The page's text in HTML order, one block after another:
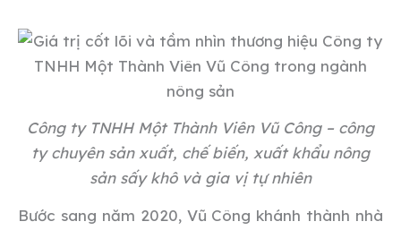
Công ty TNHH Một Thành Viên Vũ Công – công
ty chuyên sản xuất, chế biến, xuất khẩu nông
sản sấy khô và gia vị tự nhiên
Bước sang năm 2020, Vũ Công khánh thành nhà